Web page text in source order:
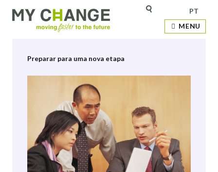
MENU
PT
Etiqueta:Diversidade
Preparar para uma nova etapa